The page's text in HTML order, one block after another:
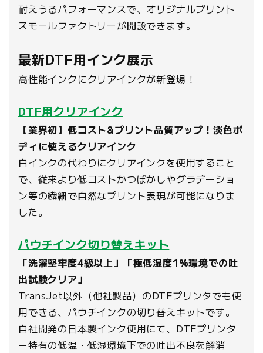
耐えうるパフォーマンスで、オリジナルプリント
スモールファクトリーが開設できます。
最新DTF用インク展示
高性能インクにクリアインクが新登場！
DTF用クリアインク
【業界初】低コスト&プリント品質アップ！淡色ボ
ディに使えるクリアインク
白インクの代わりにクリアインクを使用すること
で、従来より低コストかつぼかしやグラデーショ
ン等の繊細で自然なプリント表現が可能になりま
した。
パウチインク切り替えキット
「洗濯堅牢度4級以上」「極低湿度1%環境での吐
出試験クリア」
TransJet以外（他社製品）のDTFプリンタでも使
用できる、パウチインクの切り替えキットです。
自社開発の日本製インク使用にて、DTFプリンタ
ー特有の低温・低湿環境下での吐出不良を解消